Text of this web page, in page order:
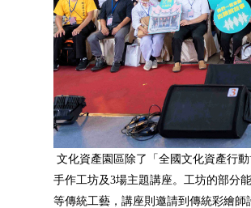
文化資產園區除了「全國文化資產行
手作工坊及3場主題講座。工坊的部分
等傳統工藝，講座則邀請到傳統彩繪